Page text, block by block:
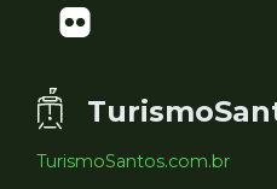
TurismoSantos.com.br